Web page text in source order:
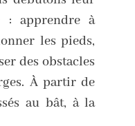
: apprendre à
les pieds,
des obstacles
À partir de
au bât, à la